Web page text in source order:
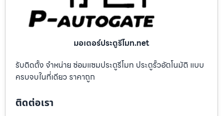
มอเตอร์ประตูรีโมท.net
รับติดตั้ง จำหน่าย ซ่อมแซมประตูรีโมท ประตูรั้วอัตโนมัติ แบบ
ครบจบในที่เดียว ราคาถูก
ติดต่อเรา